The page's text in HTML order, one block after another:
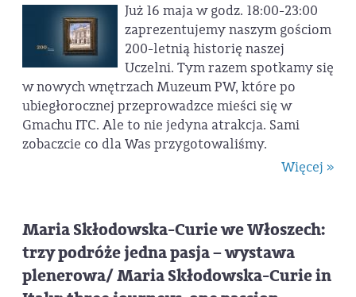
Już 16 maja w godz. 18:00-23:00
zaprezentujemy naszym gościom
200-letnią historię naszej
Uczelni. Tym razem spotkamy się
w nowych wnętrzach Muzeum PW, które po
ubiegłorocznej przeprowadzce mieści się w
Gmachu ITC. Ale to nie jedyna atrakcja. Sami
zobaczcie co dla Was przygotowaliśmy.
Więcej »
Maria Skłodowska-Curie we Włoszech:
trzy podróże jedna pasja – wystawa
plenerowa/ Maria Skłodowska-Curie in